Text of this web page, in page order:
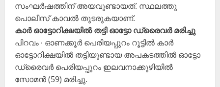
സംഘർഷത്തിന് അയവുണ്ടായത്. സ്ഥലത്തു
പൊലീസ് കാവൽ തുടരുകയാണ്.
കാർ ഓട്ടോറിക്ഷയിൽ തട്ടി ഓട്ടോ ഡ്രൈവർ മരിച്ചു
പിറവം ∙ ഓണക്കൂർ പെരിയപ്പുറം റൂട്ടിൽ കാർ
ഓട്ടോറിക്ഷയിൽ തട്ടിയുണ്ടായ അപകടത്തിൽ ഓട്ടോ
ഡ്രൈവർ പെരിയപ്പുറം ഇലവനാക്കുഴിയിൽ
സോമൻ (59) മരിച്ചു.